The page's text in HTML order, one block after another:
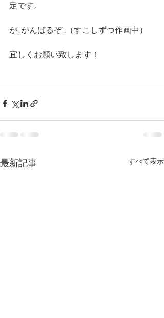
定です。
が…がんばるぞ…（すこしずつ作画中）
宜しくお願い致します！
最新記事 すべて表示